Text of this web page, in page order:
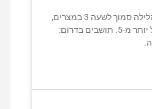
רעידת אדמה הורגשה הלילה סמוך לשעה 3 במצרים,
והיא הייתה בעוצמה של יותר מ-5. תושבים בדרום: